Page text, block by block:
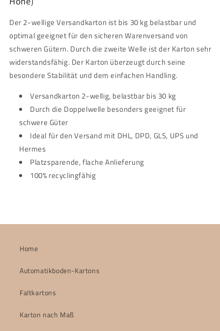
Der 2-wellige Versandkarton ist bis 30 kg belastbar und
optimal geeignet für den sicheren Warenversand von
schweren Gütern. Durch die zweite Welle ist der Karton sehr
widerstandsfähig. Der Karton überzeugt durch seine
besondere Stabilität und dem einfachen Handling.
Versandkarton 2-wellig, belastbar bis 30 kg
Durch die Doppelwelle besonders geeignet für
schwere Güter
Ideal für den Versand mit DHL, DPD, GLS, UPS und
Hermes
Platzsparende, flache Anlieferung
100% recyclingfähig
Home
Automatikboden-Kartons
Faltkartons
Karton nach Maß